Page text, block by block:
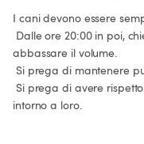
I cani devono essere
abbassare il volume.
intorno a loro.